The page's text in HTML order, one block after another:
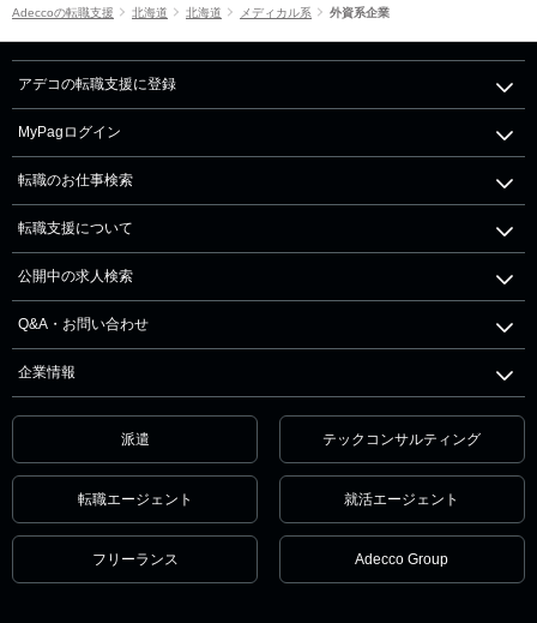
Adeccoの転職支援 北海道 北海道 メディカル系 外資系企業
アデコの転職支援に登録
MyPagログイン
転職のお仕事検索
転職支援について
公開中の求人検索
Q&A・お問い合わせ
企業情報
派遣 テックコンサルティング
転職エージェント 就活エージェント
フリーランス Adecco Group